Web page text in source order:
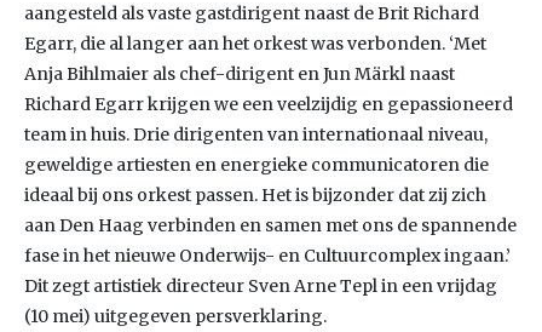
aangesteld als vaste gastdirigent naast de Brit Richard
Egarr, die al langer aan het orkest was verbonden. ‘Met
Anja Bihlmaier als chef-dirigent en Jun Märkl naast
Richard Egarr krijgen we een veelzijdig en gepassioneerd
team in huis. Drie dirigenten van internationaal niveau,
geweldige artiesten en energieke communicatoren die
ideaal bij ons orkest passen. Het is bijzonder dat zij zich
aan Den Haag verbinden en samen met ons de spannende
fase in het nieuwe Onderwijs- en Cultuurcomplex ingaan.’
Dit zegt artistiek directeur Sven Arne Tepl in een vrijdag
(10 mei) uitgegeven persverklaring.